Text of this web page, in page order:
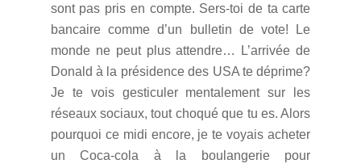
sont pas pris en compte. Sers-toi de ta carte
bancaire comme d’un bulletin de vote! Le
monde ne peut plus attendre… L’arrivée de
Donald à la présidence des USA te déprime?
Je te vois gesticuler mentalement sur les
réseaux sociaux, tout choqué que tu es. Alors
pourquoi ce midi encore, je te voyais acheter
un Coca-cola à la boulangerie pour